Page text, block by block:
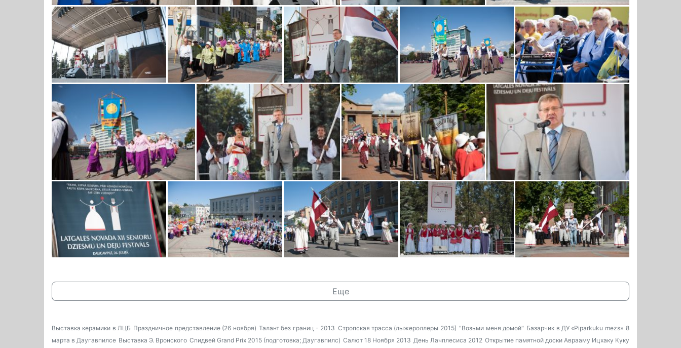
Еще
Выставка керамики в ЛЦБ Праздничное представление (26 ноября) Талант без границ - 2013 Стропская трасса (лыжероллеры 2015) "Возьми меня домой" Базарчик в ДУ «Piparkuku mezs» 8
марта в Даугавпилсе Выставка Э. Вронского Спидвей Grand Prix 2015 (подготовка; Даугавпилс) Салют 18 Ноября 2013 День Лачплесиса 2012 Открытие памятной доски Аврааму Ицхаку Куку